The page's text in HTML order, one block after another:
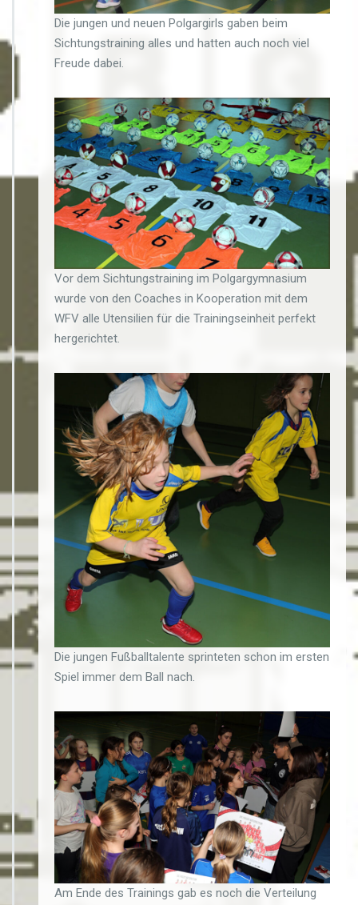
Die jungen und neuen Polgargirls gaben beim
Sichtungstraining alles und hatten auch noch viel
Freude dabei.
Vor dem Sichtungstraining im Polgargymnasium
wurde von den Coaches in Kooperation mit dem
WFV alle Utensilien für die Trainingseinheit perfekt
hergerichtet.
Die jungen Fußballtalente sprinteten schon im ersten
Spiel immer dem Ball nach.
Am Ende des Trainings gab es noch die Verteilung